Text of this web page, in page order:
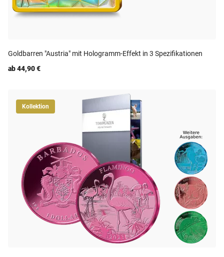
Goldbarren "Austria" mit Hologramm-Effekt in 3 Spezifikationen
ab 44,90 €
Kollektion